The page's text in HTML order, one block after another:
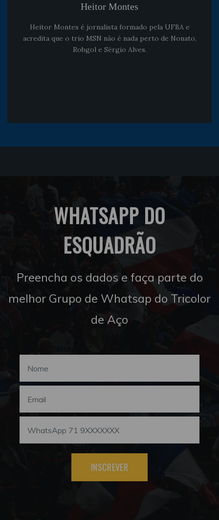
Heitor Montes
Heitor Montes é jornalista formado pela UFBA e
acredita que o trio MSN não é nada perto de Nonato,
Robgol e Sérgio Alves.
WHATSAPP DO
ESQUADRÃO
Preencha os dados e faça parte do
melhor Grupo de Whatsap do Tricolor
de Aço
INSCREVER